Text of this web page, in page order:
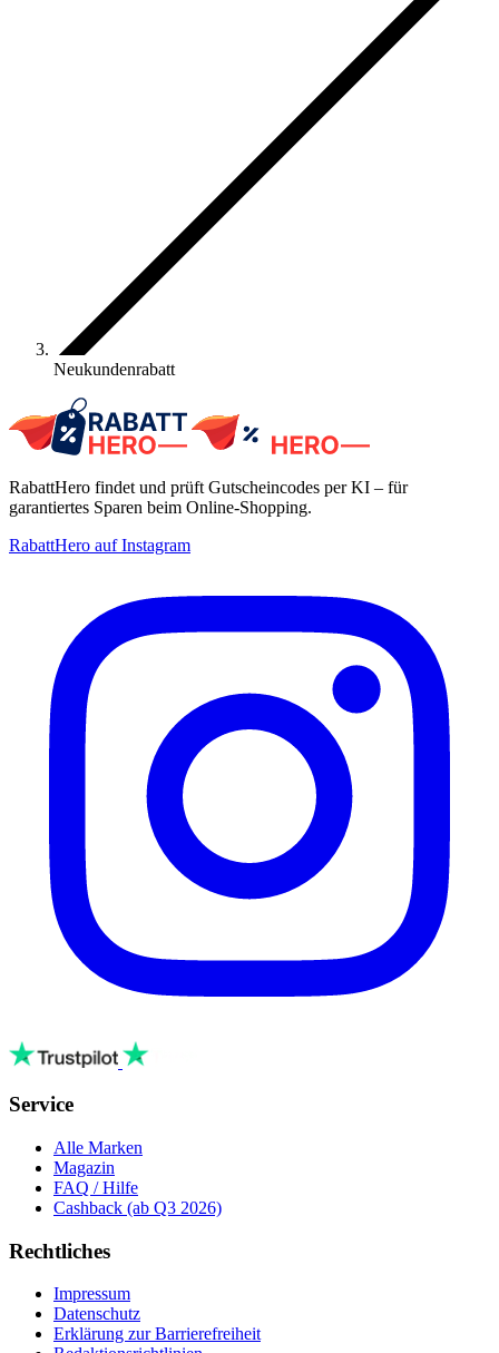
Neukundenrabatt
RabattHero findet und prüft Gutscheincodes per KI – für
garantiertes Sparen beim Online-Shopping.
RabattHero auf Instagram
Service
Alle Marken
Magazin
FAQ / Hilfe
Cashback (ab Q3 2026)
Rechtliches
Impressum
Datenschutz
Erklärung zur Barrierefreiheit